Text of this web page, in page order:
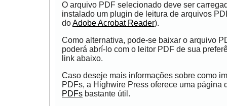
O arquivo PDF selecionado deve ser
instalado um plugin de leitura de arquivos
doAdobe Acrobat Reader).
Como alternativa, pode-se baixar o arquivo
poderá abrí-lo com o leitor PDF de sua
link abaixo.
Caso deseje mais informações sobre como
PDFs, a Highwire Press oferece uma página
PDFs bastante útil.